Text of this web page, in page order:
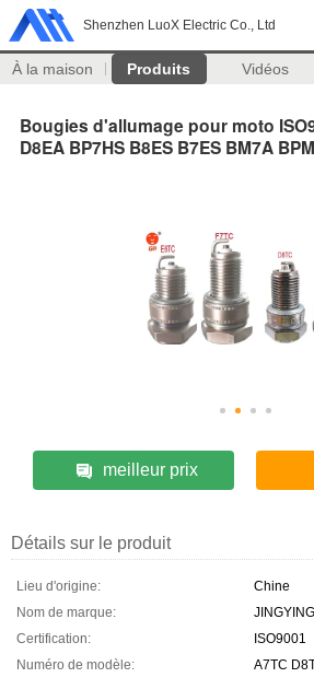
Shenzhen LuoX Electric Co., Ltd
À la maison Produits Vidéos
Bougies d'allumage pour moto
D8EA BP7HS B8ES B7ES BM7A
meilleur prix
Détails sur le produit
Lieu d'origine:
Chine
Nom de marque:
JINGYING
Certification:
ISO9001
Numéro de modèle:
A7TC